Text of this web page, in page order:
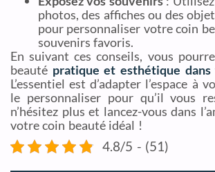
photos, des affiches ou des
pour personnaliser votre coin
souvenirs favoris.
En suivant ces conseils, vous
beauté pratique et esthétique
L’essentiel est d’adapter l’espace à
le personnaliser pour qu’il vous
n’hésitez plus et lancez-vous dans
votre coin beauté idéal !
4.8/5 - (51)